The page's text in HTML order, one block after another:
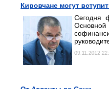
Кировчане могут
Сегодня
09.11.2012